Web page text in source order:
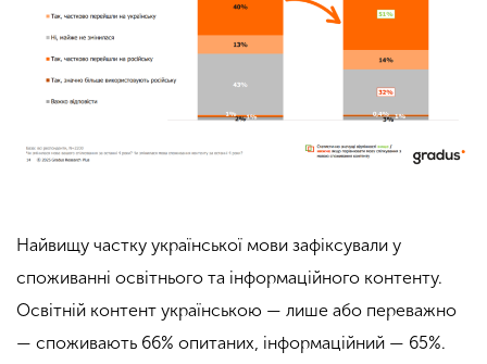
Найвищу частку української мови зафіксували у
споживанні освітнього та інформаційного контенту.
Освітній контент українською — лише або переважно
— споживають 66% опитаних, інформаційний — 65%.